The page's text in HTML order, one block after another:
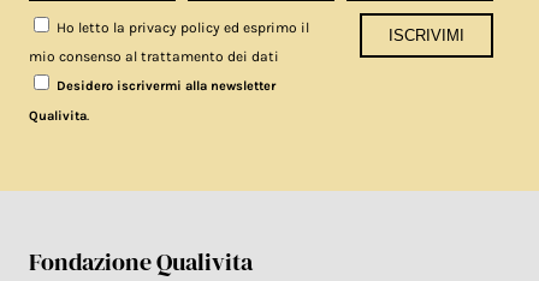
Ho letto la privacy policy ed esprimo il
mio consenso al trattamento dei dati
Desidero iscrivermi alla newsletter
Qualivita.
Fondazione Qualivita